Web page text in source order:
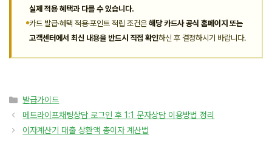
실제 적용 혜택과 다를 수 있습니다.
카드 발급·혜택 적용·포인트 적립 조건은 해당 카드사 공식 홈페이지 또는
고객센터에서 최신 내용을 반드시 직접 확인하신 후 결정하시기 바랍니다.
카
테
리
발급가이드
메트라이프채팅상담 로그인 후 1:1 문자상담 이용방법 정리
이자계산기 대출 상환액 총이자 계산법